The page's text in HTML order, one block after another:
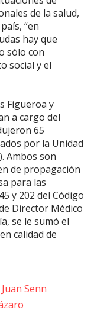
de la salud,
“en
hay que
sólo con
social y el
Figueroa y
a cargo del
65
por la Unidad
Ambos son
de propagación
para las
y 202 del Código
Director Médico
se le sumó el
calidad de
Juan Senn